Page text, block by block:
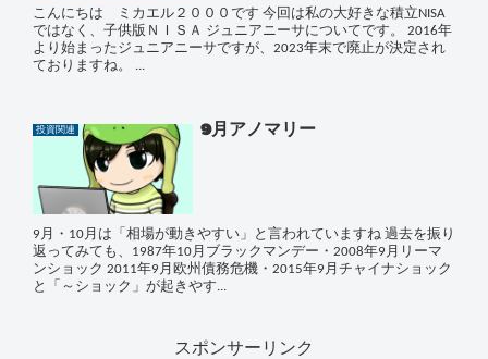
こんにちは ミカエル２０００です 今回は私の大好きな積立NISA
ではなく、子供版ＮＩＳＡ ジュニアニーサについてです。 2016年
より始まったジュニアニーサですが、2023年末で廃止が決定され
ておりますね。 ...
投資関連 9月アノマリー
9月・10月は「相場が動きやすい」と言われていますね 過去を振り
返ってみても、1987年10月ブラックマンデー・2008年9月リーマ
ンショック 2011年9月欧州債務危機・2015年9月チャイナショック
と「～ショック」が起きやす...
スポンサーリンク